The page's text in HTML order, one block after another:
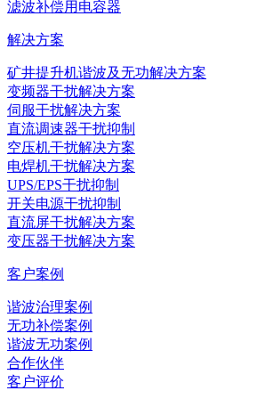
滤波补偿用电容器
解决方案
矿井提升机谐波及无功解决方案
变频器干扰解决方案
伺服干扰解决方案
直流调速器干扰抑制
空压机干扰解决方案
电焊机干扰解决方案
UPS/EPS干扰抑制
开关电源干扰抑制
直流屏干扰解决方案
变压器干扰解决方案
客户案例
谐波治理案例
无功补偿案例
谐波无功案例
合作伙伴
客户评价